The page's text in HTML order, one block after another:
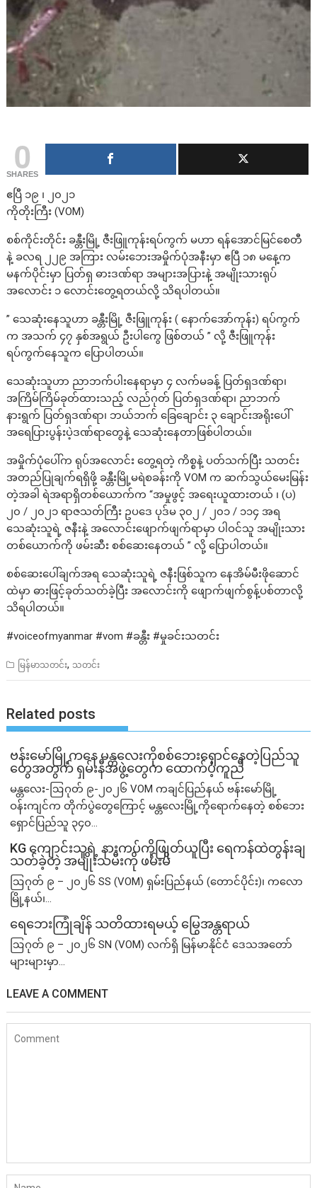
0
SHARES
ဧပြီ ၁၉ ၊ ၂၀၂၁
ကိုတိုးကြီး (VOM)
စစ်ကိုင်းတိုင်း ခန္တီးမြို့ ဇီးဖြူကုန်းရပ်ကွက် မဟာ ရန်အောင်မြင်စေတီ
နဲ့ ခလရ ၂၂၉ အကြား လမ်းဘေးအမှိုက်ပုံအနီးမှာ ဧပြီ ၁၈ မနေ့က
မနက်ပိုင်းမှာ ပြတ်ရှ ဓားဒဏ်ရာ အများအပြားနဲ့ အမျိုးသားရုပ်
အလောင်း ၁ လောင်းတွေ့ရတယ်လို့ သိရပါတယ်။
” သေဆုံးနေသူဟာ ခန္တီးမြို့ ဇီးဖြူကုန်း ( နောက်အော်ကုန်း) ရပ်ကွက်
က အသက် ၄၇ နှစ်အရွယ် ဦးပါကွေ ဖြစ်တယ် ” လို့ ဇီးဖြူကုန်း
ရပ်ကွက်နေသူက ပြောပါတယ်။
သေဆုံးသူဟာ ညာဘက်ပါးနေရာမှာ ၄ လက်မခန့် ပြတ်ရှဒဏ်ရာ၊
အကြိမ်ကြိမ်ခုတ်ထားသည့် လည်ဂုတ် ပြတ်ရှဒဏ်ရာ၊ ညာဘက်
နားရွက် ပြတ်ရှဒဏ်ရာ၊ ဘယ်ဘက် ခြေချောင်း ၃ ချောင်းအရိုးပေါ်
အရေပြားပွန်းပဲ့ဒဏ်ရာတွေနဲ့ သေဆုံးနေတာဖြစ်ပါတယ်။
အမှိုက်ပုံပေါ်က ရုပ်အလောင်း တွေ့ရတဲ့ ကိစ္စနဲ့ ပတ်သက်ပြီး သတင်း
အတည်ပြုချက်ရရှိဖို့ ခန္တီးမြို့မရဲစခန်းကို VOM က ဆက်သွယ်မေးမြန်း
တဲ့အခါ ရဲအရာရှိတစ်ယောက်က “အမှုဖွင့် အရေးယူထားတယ် ၊ (ပ)
၂၀ / ၂၀၂၁ ရာဇသတ်ကြီး ဥပဒေ ပုဒ်မ ၃၀၂ / ၂၀၁ / ၁၁၄ အရ
သေဆုံးသူရဲ့ ဇနီးနဲ့ အလောင်းဖျောက်ဖျက်ရာမှာ ပါဝင်သူ အမျိုးသား
တစ်ယောက်ကို ဖမ်းဆီး စစ်ဆေးနေတယ် ” လို့ ပြောပါတယ်။
စစ်ဆေးပေါ်ချက်အရ သေဆုံးသူရဲ့ ဇနီးဖြစ်သူက နေအိမ်မီးဖိုဆောင်
ထဲမှာ ဓားဖြင့်ခုတ်သတ်ခဲ့ပြီး အလောင်းကို ဖျောက်ဖျက်စွန့်ပစ်တာလို့
သိရပါတယ်။
#voiceofmyanmar #vom #ခန္တီး #မှုခင်းသတင်း
မြန်မာသတင်း, သတင်း
Related posts
ဗန်းမော်မြို့ကနေ မန္တလေးကိုစစ်ဘေးရှောင်နေတဲ့ပြည်သူ
တွေအတွက် ရှမ်းနီအဖွဲ့တွေက ထောက်ပံ့ကူညီ
မန္တလေး-ဩဂုတ် ၉-၂၀၂၆ VOM ကချင်ပြည်နယ် ဗန်းမော်မြို့
ဝန်းကျင်က တိုက်ပွဲတွေကြောင့် မန္တလေးမြို့ကိုရောက်နေတဲ့ စစ်ဘေး
ရှောင်ပြည်သူ ၃၄၀...
KG ကျောင်းသူရဲ့ နားကပ်ကိုဖြုတ်ယူပြီး ရေကန်ထဲတွန်းချ
သတ်ခဲ့တဲ့ အမျိုးသမီးကို ဖမ်းမိ
ဩဂုတ် ၉ – ၂၀၂၆ SS (VOM) ရှမ်းပြည်နယ် (တောင်ပိုင်း)၊ ကလော
မြို့နယ်၊...
ရေဘေးကြုံချိန် သတိထားရမယ့် မြွေအန္တရာယ်
ဩဂုတ် ၉ – ၂၀၂၆ SN (VOM) လက်ရှိ မြန်မာနိုင်ငံ ဒေသအတော်
များများမှာ...
LEAVE A COMMENT